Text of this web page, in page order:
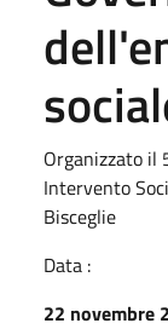
Organizzato il
Intervento
Bisceglie
Data :
22 novembre